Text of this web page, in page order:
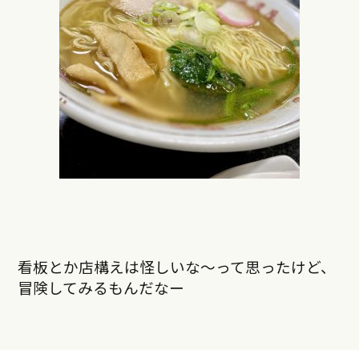
看板とか店構えは怪しいな〜って思ったけど、
冒険してみるもんだなー